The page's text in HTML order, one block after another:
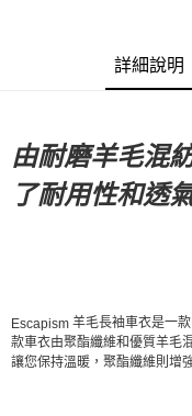
詳細說明
由耐磨羊毛混
了耐用性和透
Escapism 羊毛長袖車衣是一
款車衣由聚酯纖維和優質羊毛
讓您保持溫暖，聚酯纖維則增